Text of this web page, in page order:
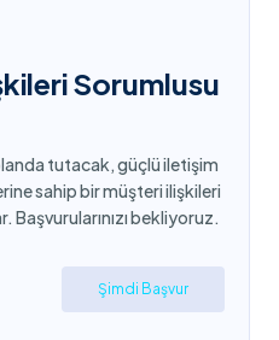
Sorumlusu
tutacak, güçlü iletişim
sahip bir müşteri ilişkileri
Başvurularınızı bekliyoruz.
Şimdi Başvur